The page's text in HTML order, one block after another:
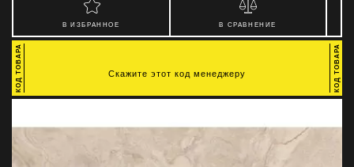
В ИЗБРАННОЕ В СРАВНЕНИЕ
Скажите этот код менеджеру